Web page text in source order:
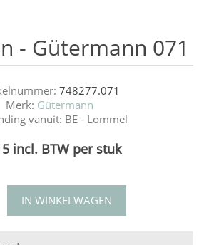
- Gütermann 071
748277.071
Merk: Gütermann
vanuit: BE - Lommel
incl. BTW per stuk